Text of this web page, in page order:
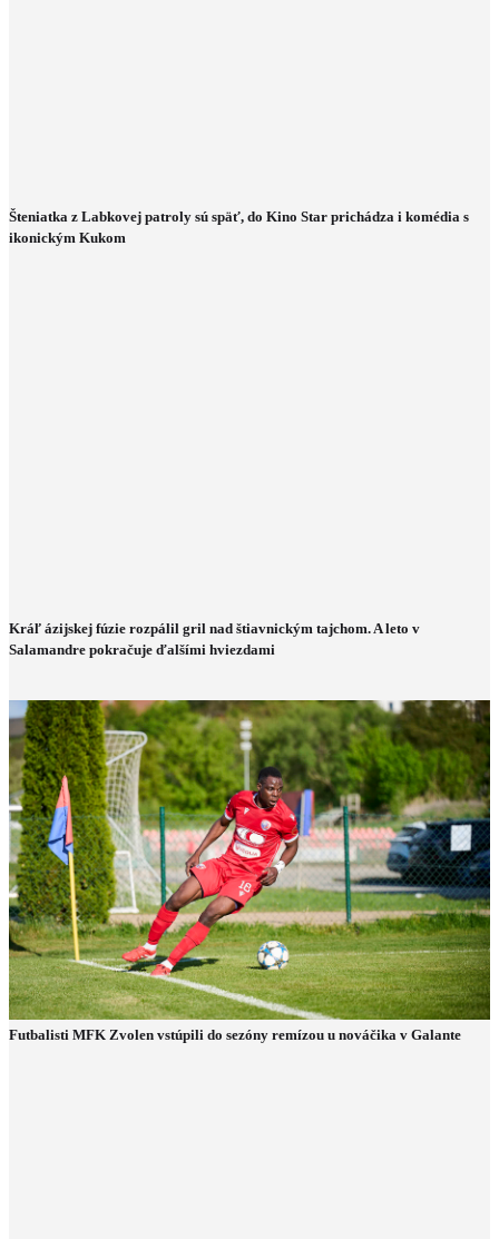
Šteniatka z Labkovej patroly sú späť, do Kino Star prichádza i komédia s
ikonickým Kukom
Kráľ ázijskej fúzie rozpálil gril nad štiavnickým tajchom. A leto v
Salamandre pokračuje ďalšími hviezdami
Futbalisti MFK Zvolen vstúpili do sezóny remízou u nováčika v Galante